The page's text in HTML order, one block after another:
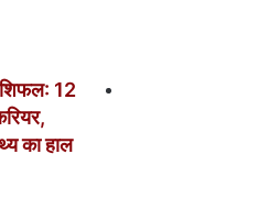
12
का हाल